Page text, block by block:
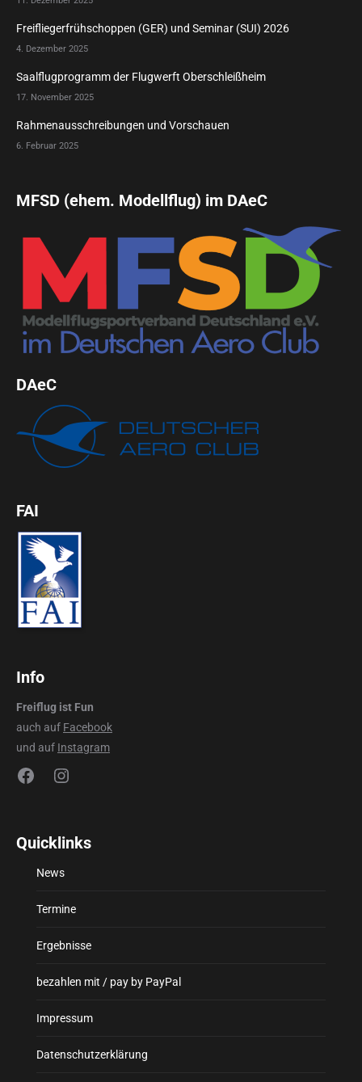
Freifliegerfrühschoppen (GER) und Seminar (SUI) 2026
4. Dezember 2025
Saalflugprogramm der Flugwerft Oberschleißheim
17. November 2025
Rahmenausschreibungen und Vorschauen
6. Februar 2025
MFSD (ehem. Modellflug) im DAeC
DAeC
FAI
Info
Freiflug ist Fun
auch auf Facebook
und auf Instagram
FacebookInstagram
Quicklinks
News
Termine
Ergebnisse
bezahlen mit / pay by PayPal
Impressum
Datenschutzerklärung